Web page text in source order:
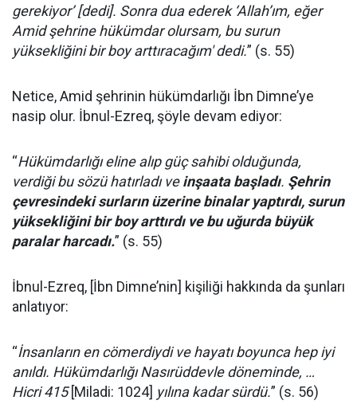
gerekiyor’ [dedi]. Sonra dua ederek ‘Allah’ım, eğer
Amid şehrine hükümdar olursam, bu surun
yüksekliğini bir boy arttıracağım' dedi.” (s. 55)
Netice, Amid şehrinin hükümdarlığı İbn Dimne’ye
nasip olur. İbnul-Ezreq, şöyle devam ediyor:
“Hükümdarlığı eline alıp güç sahibi olduğunda,
verdiği bu sözü hatırladı veinşaata başladı. Şehrin
çevresindeki surların üzerine binalar yaptırdı, surun
yüksekliğini bir boy arttırdı ve bu uğurda büyük
paralar harcadı.” (s. 55)
İbnul-Ezreq, [İbn Dimne’nin] kişiliği hakkında da şunları
anlatıyor:
“İnsanların en cömerdiydi ve hayatı boyunca hep iyi
anıldı. Hükümdarlığı Nasırüddevle döneminde, …
Hicri 415[Miladi: 1024] yılına kadar sürdü.” (s. 56)